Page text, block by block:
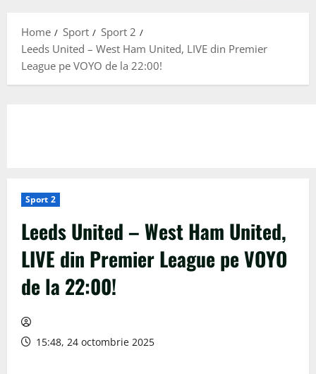
Home Sport
Sport 2
Leeds United – West Ham United, LIVE din Premier
League pe VOYO de la 22:00!
Sport 2
Leeds United – West Ham United,
LIVE din Premier League pe VOYO
de la 22:00!
15:48, 24 octombrie 2025